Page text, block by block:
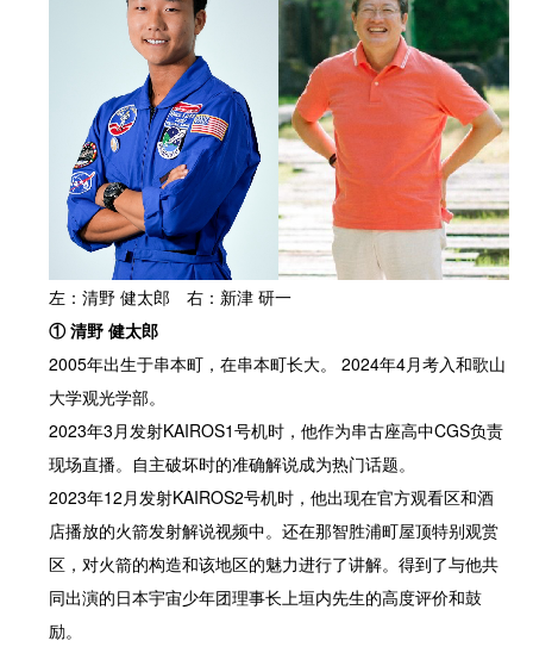
左：清野 健太郎 右：新津 研一
① 清野 健太郎
2005年出生于串本町，在串本町长大。 2024年4月考入和歌山
大学观光学部。
2023年3月发射KAIROS1号机时，他作为串古座高中CGS负责
现场直播。自主破坏时的准确解说成为热门话题。
2023年12月发射KAIROS2号机时，他出现在官方观看区和酒
店播放的火箭发射解说视频中。还在那智胜浦町屋顶特别观赏
区，对火箭的构造和该地区的魅力进行了讲解。得到了与他共
同出演的日本宇宙少年团理事长上垣内先生的高度评价和鼓
励。